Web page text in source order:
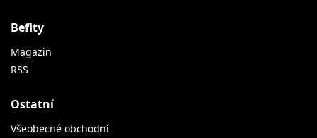
Befity
Magazin
RSS
Ostatní
Všeobecné obchodní